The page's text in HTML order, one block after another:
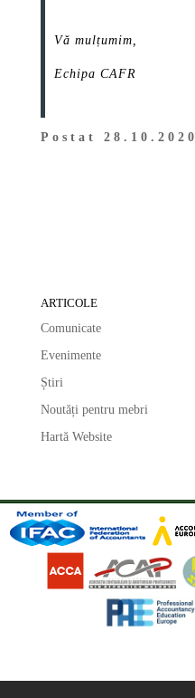
Vă mulțumim,
Echipa CAFR
Postat 28.10.2020
ARTICOLE
Comunicate
Evenimente
Știri
Noutăți pentru mebri
Hartă Website